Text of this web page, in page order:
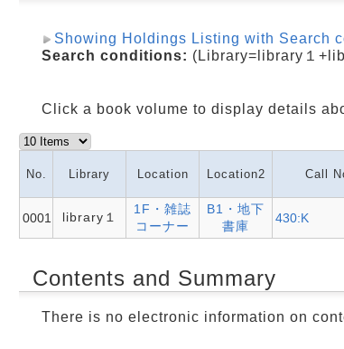
Showing Holdings Listing with Search
Search conditions: (Library=library１
Click a book volume to display details
No. Library Location Location2 Call
0001 library１
1F・雑誌
コーナー
B1・地下
書庫
430:K
Contents and Summary
There is no electronic information on